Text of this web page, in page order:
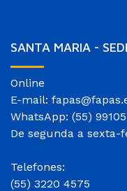
SANTA MARIA -
Online
E-mail:
WhatsApp: (55)
De segunda a sexta-
Telefones:
(55) 3220 4575